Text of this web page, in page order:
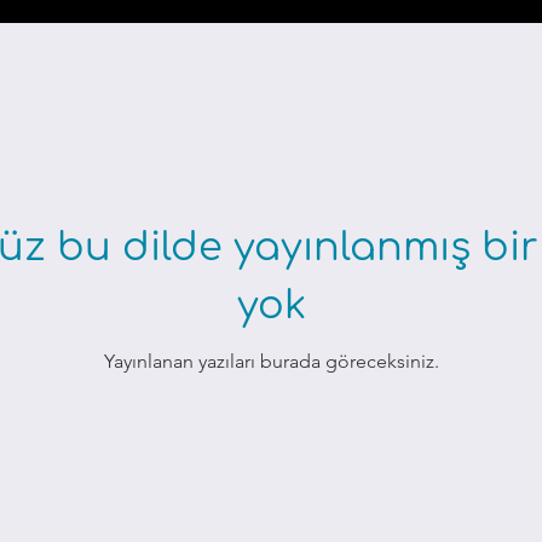
bu dilde yayınlanmış bir
yok
Yayınlanan yazıları burada göreceksiniz.